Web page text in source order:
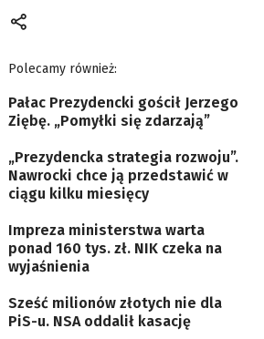
Polecamy również:
Pałac Prezydencki gościł Jerzego
Ziębę. „Pomyłki się zdarzają”
„Prezydencka strategia rozwoju”.
Nawrocki chce ją przedstawić w
ciągu kilku miesięcy
Impreza ministerstwa warta
ponad 160 tys. zł. NIK czeka na
wyjaśnienia
Sześć milionów złotych nie dla
PiS-u. NSA oddalił kasację